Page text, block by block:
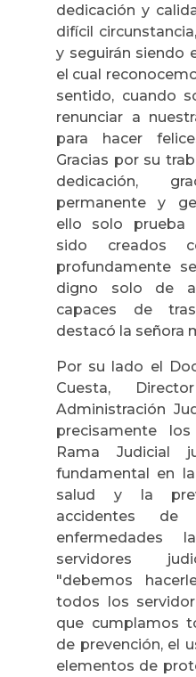
dedicación y
difícil
y seguirán siendo
el cual
sentido, cuando
renunciar a
para hacer
Gracias por su
dedicación,
permanente y
ello solo prueba
sido creados
profundamente
digno solo de
capaces de
destacó la señora
Por su lado el
Cuesta,
Administración
precisamente
Rama Judicial
fundamental en
salud y la
accidentes
enfermedades
servidores
"debemos
todos los
que cumplamos
de prevención, el
elementos de